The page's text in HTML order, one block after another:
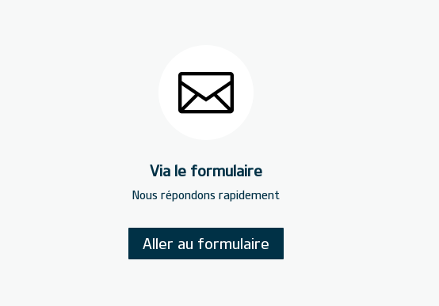

Via le formulaire
Nous répondons rapidement
Aller au formulaire